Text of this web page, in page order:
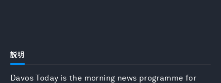
説明
Davos Today is the morning news programme for